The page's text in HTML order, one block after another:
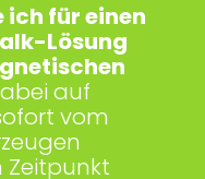
ich für einen
Lösung
auf
vom
Zeitpunkt